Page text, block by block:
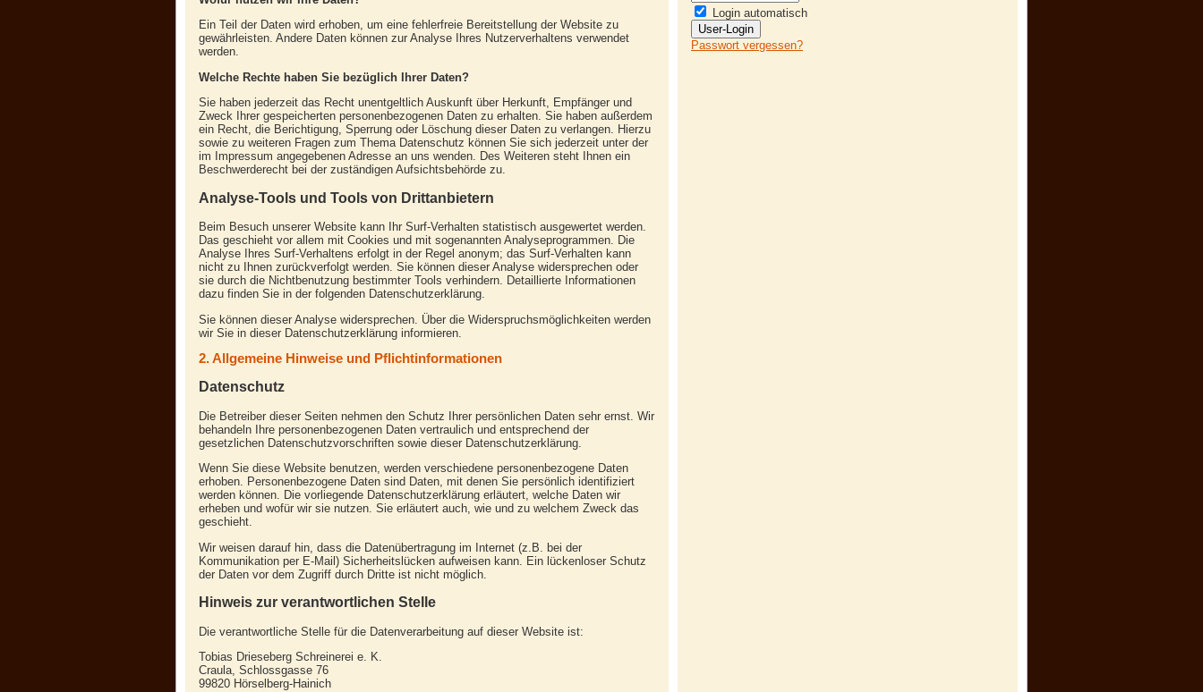
Ein Teil der Daten wird erhoben, um eine fehlerfreie Bereitstellung der Website zu
gewährleisten. Andere Daten können zur Analyse Ihres Nutzerverhaltens verwendet
werden.
Welche Rechte haben Sie bezüglich Ihrer Daten?
Sie haben jederzeit das Recht unentgeltlich Auskunft über Herkunft, Empfänger und
Zweck Ihrer gespeicherten personenbezogenen Daten zu erhalten. Sie haben außerdem
ein Recht, die Berichtigung, Sperrung oder Löschung dieser Daten zu verlangen. Hierzu
sowie zu weiteren Fragen zum Thema Datenschutz können Sie sich jederzeit unter der
im Impressum angegebenen Adresse an uns wenden. Des Weiteren steht Ihnen ein
Beschwerderecht bei der zuständigen Aufsichtsbehörde zu.
Analyse-Tools und Tools von Drittanbietern
Beim Besuch unserer Website kann Ihr Surf-Verhalten statistisch ausgewertet werden.
Das geschieht vor allem mit Cookies und mit sogenannten Analyseprogrammen. Die
Analyse Ihres Surf-Verhaltens erfolgt in der Regel anonym; das Surf-Verhalten kann
nicht zu Ihnen zurückverfolgt werden. Sie können dieser Analyse widersprechen oder
sie durch die Nichtbenutzung bestimmter Tools verhindern. Detaillierte Informationen
dazu finden Sie in der folgenden Datenschutzerklärung.
Sie können dieser Analyse widersprechen. Über die Widerspruchsmöglichkeiten werden
wir Sie in dieser Datenschutzerklärung informieren.
2. Allgemeine Hinweise und Pflichtinformationen
Datenschutz
Die Betreiber dieser Seiten nehmen den Schutz Ihrer persönlichen Daten sehr ernst. Wir
behandeln Ihre personenbezogenen Daten vertraulich und entsprechend der
gesetzlichen Datenschutzvorschriften sowie dieser Datenschutzerklärung.
Wenn Sie diese Website benutzen, werden verschiedene personenbezogene Daten
erhoben. Personenbezogene Daten sind Daten, mit denen Sie persönlich identifiziert
werden können. Die vorliegende Datenschutzerklärung erläutert, welche Daten wir
erheben und wofür wir sie nutzen. Sie erläutert auch, wie und zu welchem Zweck das
geschieht.
Wir weisen darauf hin, dass die Datenübertragung im Internet (z.B. bei der
Kommunikation per E-Mail) Sicherheitslücken aufweisen kann. Ein lückenloser Schutz
der Daten vor dem Zugriff durch Dritte ist nicht möglich.
Hinweis zur verantwortlichen Stelle
Die verantwortliche Stelle für die Datenverarbeitung auf dieser Website ist:
Tobias Drieseberg Schreinerei e. K.
Craula, Schlossgasse 76
99820 Hörselberg-Hainich
Login automatisch
Passwort vergessen?